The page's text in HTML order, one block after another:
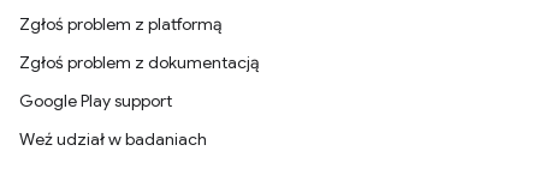
Zgłoś problem z platformą
Zgłoś problem z dokumentacją
Google Play support
Weź udział w badaniach